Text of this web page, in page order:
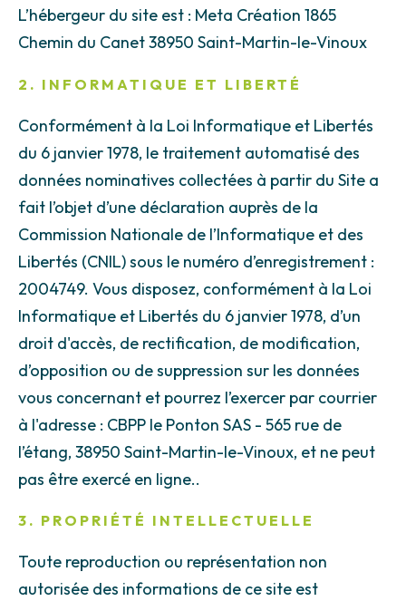
L’hébergeur du site est : Meta Création 1865
Chemin du Canet 38950 Saint-Martin-le-Vinoux
2. INFORMATIQUE ET LIBERTÉ
Conformément à la Loi Informatique et Libertés
du 6 janvier 1978, le traitement automatisé des
données nominatives collectées à partir du Site a
fait l’objet d’une déclaration auprès de la
Commission Nationale de l’Informatique et des
Libertés (CNIL) sous le numéro d’enregistrement :
2004749. Vous disposez, conformément à la Loi
Informatique et Libertés du 6 janvier 1978, d’un
droit d'accès, de rectification, de modification,
d’opposition ou de suppression sur les données
vous concernant et pourrez l’exercer par courrier
à l'adresse : CBPP le Ponton SAS - 565 rue de
l’étang, 38950 Saint-Martin-le-Vinoux, et ne peut
pas être exercé en ligne..
3. PROPRIÉTÉ INTELLECTUELLE
Toute reproduction ou représentation non
autorisée des informations de ce site est